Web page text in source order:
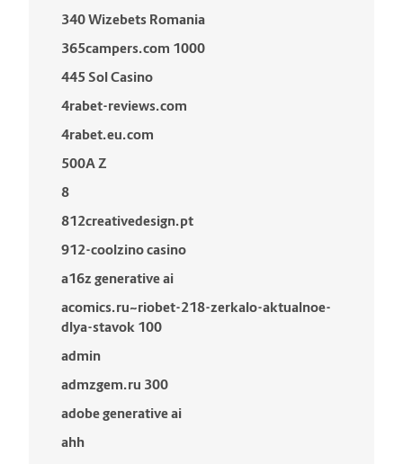
340 Wizebets Romania
365campers.com 1000
445 Sol Casino
4rabet-reviews.com
4rabet.eu.com
500A Z
8
812creativedesign.pt
912-coolzino casino
a16z generative ai
acomics.ru~riobet-218-zerkalo-aktualnoe-
dlya-stavok 100
admin
admzgem.ru 300
adobe generative ai
ahh